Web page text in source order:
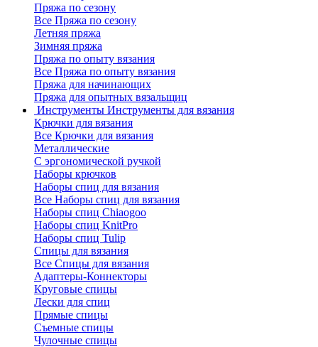
Пряжа по сезону
Все Пряжа по сезону
Летняя пряжа
Зимняя пряжа
Пряжа по опыту вязания
Все Пряжа по опыту вязания
Пряжа для начинающих
Пряжа для опытных вязальщиц
Инструменты Инструменты для вязания
Крючки для вязания
Все Крючки для вязания
Металлические
С эргономической ручкой
Наборы крючков
Наборы спиц для вязания
Все Наборы спиц для вязания
Наборы спиц Chiaogoo
Наборы спиц KnitPro
Наборы спиц Tulip
Спицы для вязания
Все Спицы для вязания
Адаптеры-Коннекторы
Круговые спицы
Лески для спиц
Прямые спицы
Съемные спицы
Чулочные спицы